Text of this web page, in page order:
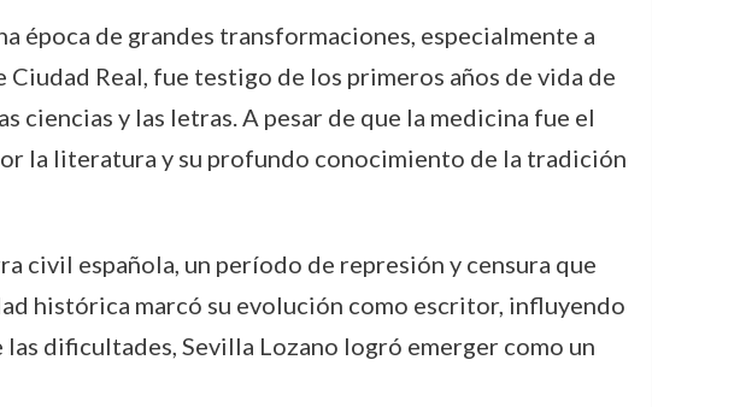
época de grandes transformaciones, especialmente a
Real, fue testigo de los primeros años de vida de
ciencias y las letras. A pesar de que la medicina fue el
la literatura y su profundo conocimiento de la tradición
civil española, un período de represión y censura que
histórica marcó su evolución como escritor, influyendo
las dificultades, Sevilla Lozano logró emerger como un